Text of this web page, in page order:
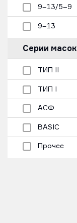
9–13/5–9
9–13
Серии масок
ТИП II
ТИП I
АСФ
BASIC
Прочее